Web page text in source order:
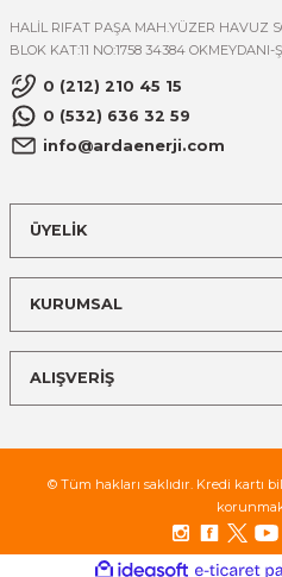
HALİL RIFAT PAŞA MAH.YÜZER HAVUZ
BLOK KAT:11 NO:1758 34384
0 (212) 210 45 15
0 (532) 636 32 59
info@ardaenerji.com
ÜYELİK
KURUMSAL
ALIŞVERİŞ
© Tüm hakları saklıdır. Kredi kartı
ideasoft